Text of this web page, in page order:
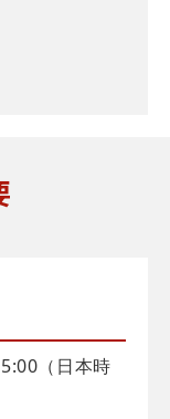
（日本時